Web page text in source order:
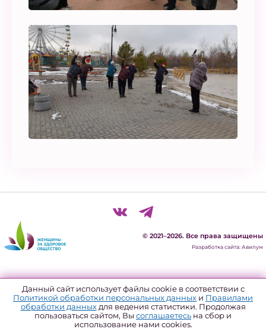
© 2021–2026. Все права защищены
Разработка сайта: Авилум
Политика конфиденциальности
Согласие на обработку персональных данных
Политика использования файлов куки
Данный сайт использует файлы cookie в соответствии с
Политикой обработки персональных данных и Правилами
обработки данныхдля ведения статистики. Продолжая
пользоваться сайтом, Вы соглашаетесь на сбор и
использование нами cookies.